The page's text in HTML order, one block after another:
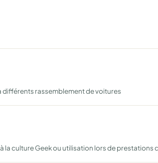
différents rassemblement de voitures
culture Geek ou utilisation lors de prestations